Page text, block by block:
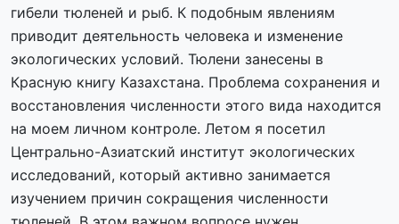
гибели тюленей и рыб. К подобным явлениям
приводит деятельность человека и изменение
экологических условий. Тюлени занесены в
Красную книгу Казахстана. Проблема сохранения и
восстановления численности этого вида находится
на моем личном контроле. Летом я посетил
Центрально-Азиатский институт экологических
исследований, который активно занимается
изучением причин сокращения численности